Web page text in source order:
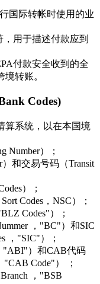
国际转帐时使用的业
，用于描述付款应到
付款安全收到的全
转账。
Codes)
算系统，以在本国境
Number）；
和交易号码（Transit
）；
Codes，NSC）；
Codes"）；
，"BC"）和SIC
，"SIC"）；
"ABI"）和CAB代码
"CAB Code"） ；
，"BSB